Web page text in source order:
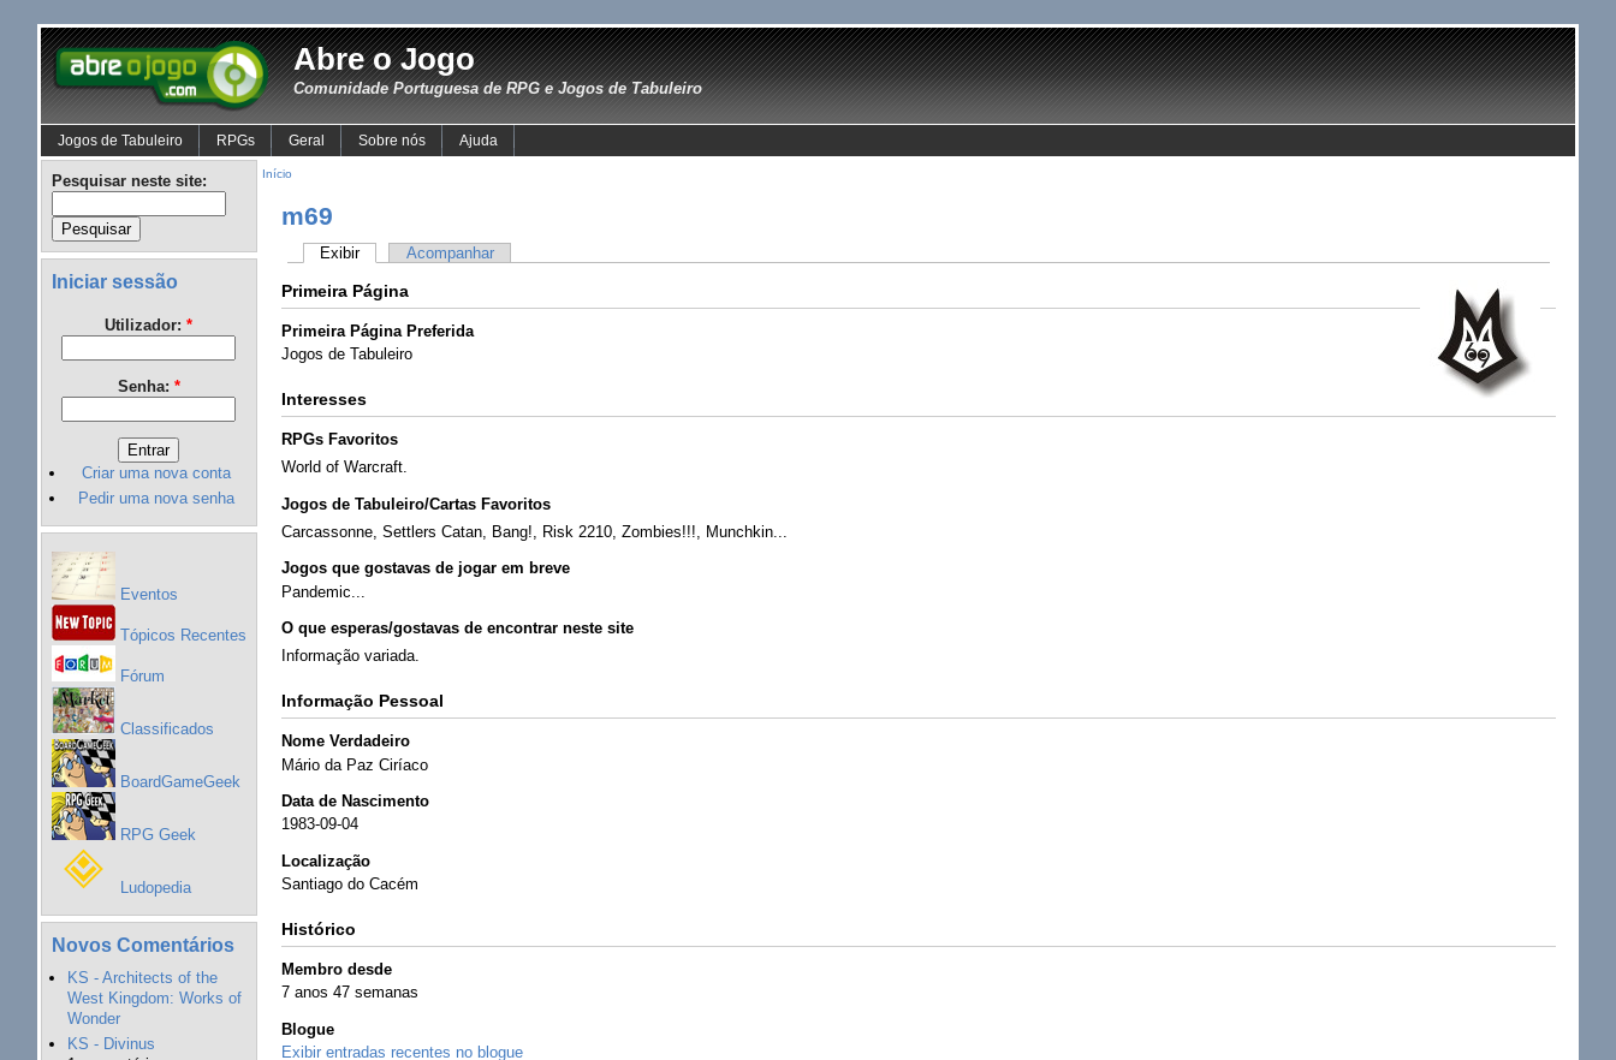
Abre o Jogo
Comunidade Portuguesa de RPG e Jogos de Tabuleiro
Jogos de Tabuleiro RPGs Geral Sobre nós Ajuda
Pesquisar neste site:
Iniciar sessão
Utilizador:*
Senha: *
Criar uma nova conta
Pedir uma nova senha
Eventos
Tópicos Recentes
Fórum
Classificados
BoardGameGeek
RPG Geek
Ludopedia
Novos Comentários
KS - Architects of the
West Kingdom: Works of
Wonder
KS - Divinus
Início
m69
Exibir Acompanhar
Primeira Página
Primeira Página Preferida
Jogos de Tabuleiro
Interesses
RPGs Favoritos
World of Warcraft.
Jogos de Tabuleiro/Cartas Favoritos
Carcassonne, Settlers Catan, Bang!, Risk 2210, Zombies!!!, Munchkin...
Jogos que gostavas de jogar em breve
Pandemic...
O que esperas/gostavas de encontrar neste site
Informação variada.
Informação Pessoal
Nome Verdadeiro
Mário da Paz Ciríaco
Data de Nascimento
1983-09-04
Localização
Santiago do Cacém
Histórico
Membro desde
7 anos 47 semanas
Blogue
Exibir entradas recentes no blogue